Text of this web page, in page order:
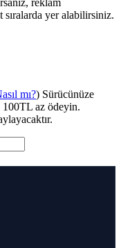
reklam
sıralarda yer alabilirsiniz.
mı?) Sürücünüze
100TL az ödeyin.